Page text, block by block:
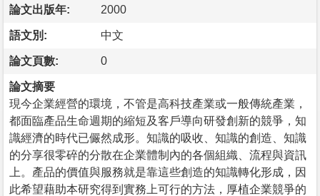
論文出版年: 2000
語文別: 中文
論文頁數: 0
論文摘要
現今企業經營的環境，不管是高科技產業或一般傳統產業，
都面臨產品生命週期的縮短及客戶導向研發創新的競爭，知
識經濟的時代已儼然成形。知識的吸收、知識的創造、知識
的分享很零碎的分散在企業體制內的各個組織、流程與資訊
上。產品的價值與服務就是靠這些創造的知識轉化形成，因
此希望藉助本研究得到實務上可行的方法，厚植企業競爭的